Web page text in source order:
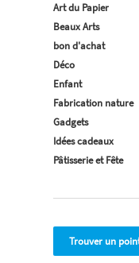
Art du Papier
Beaux Arts
bon d'achat
Déco
Enfant
Fabrication nature
Gadgets
Idées cadeaux
Pâtisserie et Fête
Trouver un